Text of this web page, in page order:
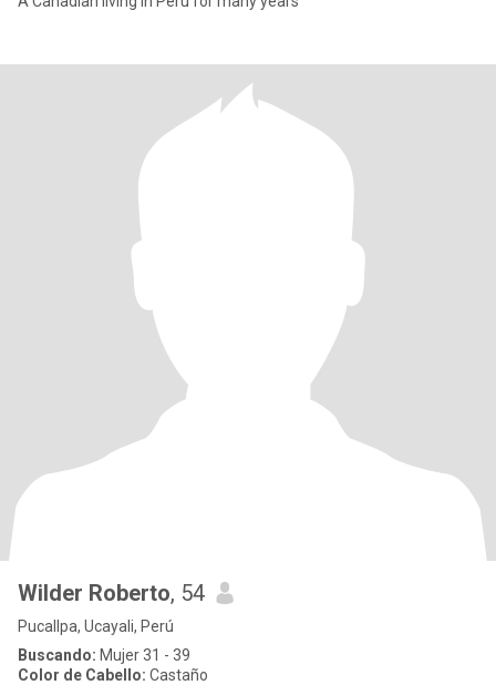
Wilder Roberto, 54
Pucallpa, Ucayali, Perú
Buscando: Mujer 31 - 39
Color de Cabello: Castaño